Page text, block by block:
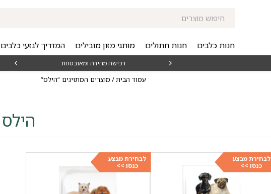
חנות כלבים חנות חתולים מותגי מזון מובילים המדריך לגזעי כלבים
רכישה מהירה ומאובטחת
עמוד הבית/ מוצרים המתויגים “הילס”
הילס
לבחירת מבצע
כנסו >>
לבחירת מבצע
כנסו >>